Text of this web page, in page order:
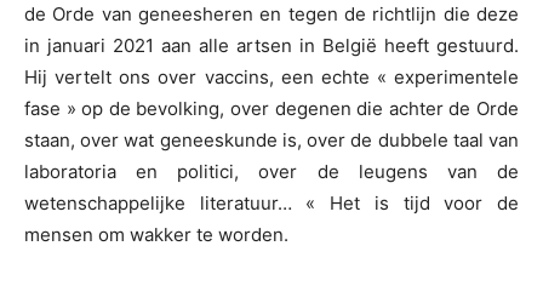
de Orde van geneesheren en tegen de richtlijn die deze
in januari 2021 aan alle artsen in België heeft gestuurd.
Hij vertelt ons over vaccins, een echte « experimentele
fase » op de bevolking, over degenen die achter de Orde
staan, over wat geneeskunde is, over de dubbele taal van
laboratoria en politici, over de leugens van de
wetenschappelijke literatuur… « Het is tijd voor de
mensen om wakker te worden.